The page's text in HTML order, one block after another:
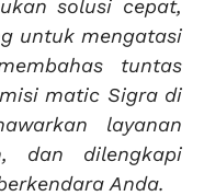
solusi cepat,
untuk mengatasi
tuntas
matic Sigra di
layanan
dan dilengkapi
Anda.